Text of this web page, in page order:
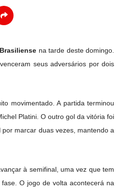
na tarde deste domingo.
seus adversários por dois
movimentado. A partida terminou
Platini. O outro gol da vitória foi
marcar duas vezes, mantendo a
à semifinal, uma vez que tem
O jogo de volta acontecerá na